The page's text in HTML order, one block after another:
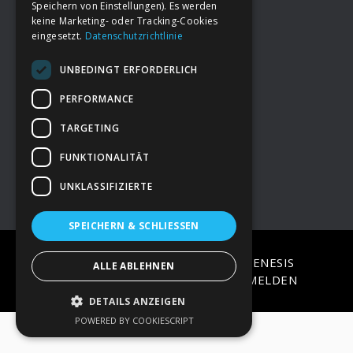
FooterDeine Spende
→ Impressum
→Kontakt zum PAO Team
COPYRIGHT © 2026 · ON
GENESIS
FRAMEWORK·WORDPRESS·ANMELDEN
Speichern von Einstellungen). Es werden
keine Marketing- oder Tracking-Cookies
eingesetzt. Datenschutzrichtlinie
UNBEDINGT ERFORDERLICH
PERFORMANCE
TARGETING
FUNKTIONALITÄT
UNKLASSIFIZIERTE
SPEICHERN & SCHLIESSEN
ALLE ABLEHNEN
DETAILS ANZEIGEN
POWERED BY COOKIESCRIPT